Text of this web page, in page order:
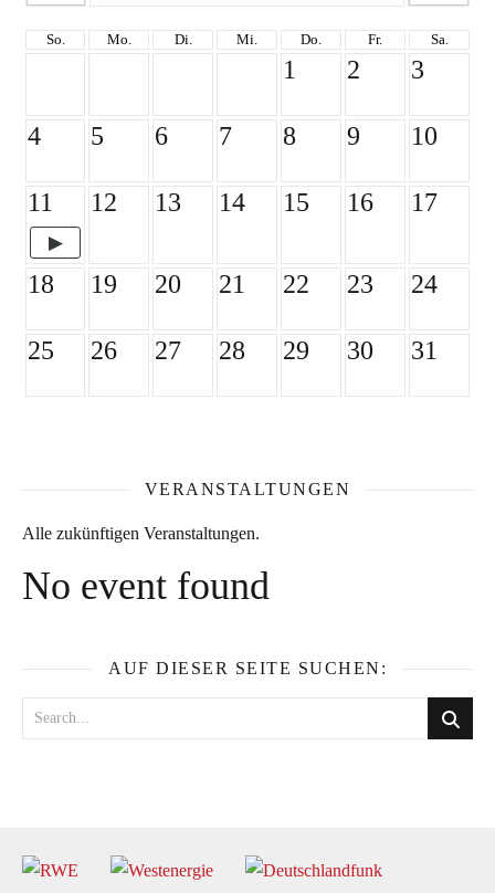
So. Mo. Di. Mi. Do. Fr. Sa.
1 2 3
4 5 6 7 8 9 10
11 12 13 14 15 16 17
18 19 20 21 22 23 24
25 26 27 28 29 30 31
VERANSTALTUNGEN
Alle zukünftigen Veranstaltungen.
No event found
AUF DIESER SEITE SUCHEN: